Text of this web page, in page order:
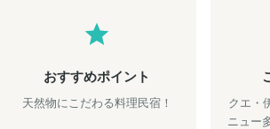
おすすめポイント
天然物にこだわる料理民宿！
クエ・
ニュー